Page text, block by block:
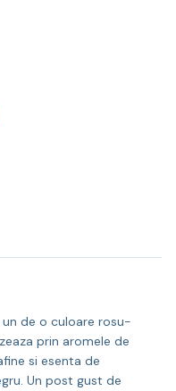
un de o culoare rosu-
prin aromele de
si esenta de
Un post gust de